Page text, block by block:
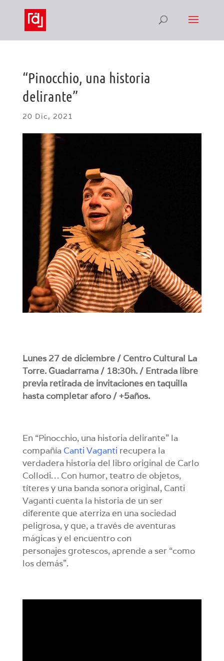
“Pinocchio, una historia
delirante”
20 Dic, 2021
Lunes 27 de diciembre / Centro Cultural La
Torre. Guadarrama / 18:30h. / Entrada libre
previa retirada de invitaciones en taquilla
hasta completar aforo / +5años.
En “Pinocchio, una historia delirante” la
compañía Canti Vaganti recupera la
verdadera historia del libro original de Carlo
Collodi… Con humor, teatro de objetos,
títeres y una banda sonora original, Canti
Vaganti cuenta la historia de un ser
diferente que aterriza en una sociedad
peligrosa, y que, a través de aventuras
mágicas y el encuentro con
personajes grotescos, aprende a ser “como
los demás”.